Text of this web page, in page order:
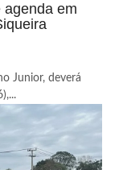
agenda em
Junior, deverá